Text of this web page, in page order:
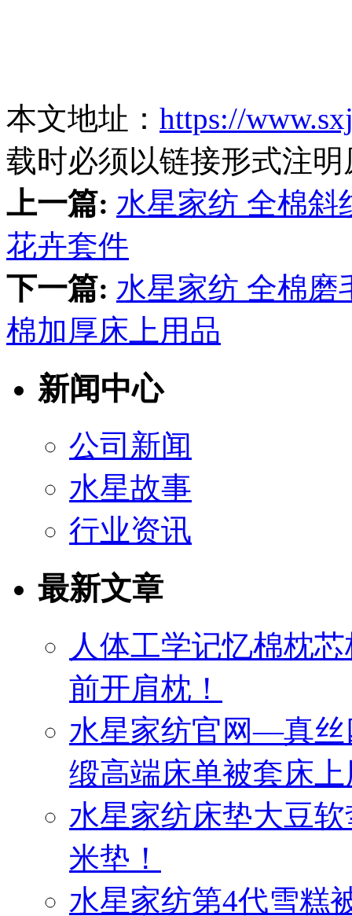
本文地址： https://
载时必须以链接形式注
上一篇: 水星家纺 全棉斜
花卉套件
下一篇: 水星家纺 全棉磨
棉加厚床上用品
新闻中心
公司新闻
水星故事
行业资讯
最新文章
人体工学记忆棉枕
前开肩枕！
水星家纺官网—真丝
缎高端床单被套床
水星家纺床垫大豆
米垫！
水星家纺第4代雪糕